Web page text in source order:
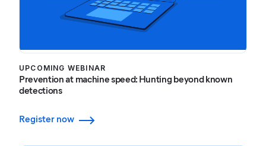
UPCOMING WEBINAR
Prevention at machine speed: Hunting beyond known
detections
Register now